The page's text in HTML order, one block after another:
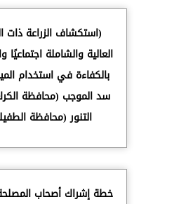
(استكشاف الزراعة ذات
العالية والشاملة اجتماعيًا
بالكفاءة في استخدام
سد الموجب (محافظة
التنور (محافظة
خطة إشراك أصحاب